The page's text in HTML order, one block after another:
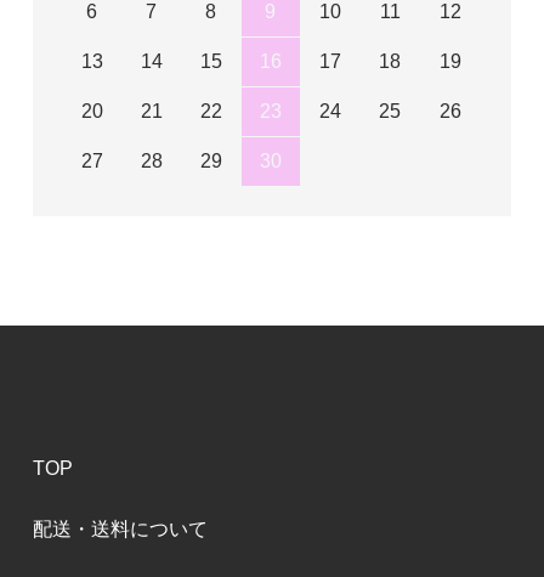
6 7 8 9 10 11 12
13 14 15 16 17 18 19
20 21 22 23 24 25 26
27 28 29 30
TOP
配送・送料について